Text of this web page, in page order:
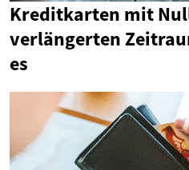
Kreditkarten mit
verlängerten
es